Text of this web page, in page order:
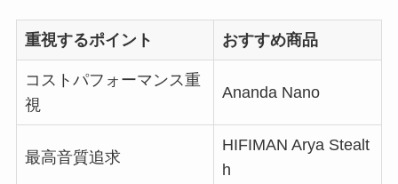
重視するポイント おすすめ商品
コストパフォーマンス重
視
Ananda Nano
最高音質追求
HIFIMAN Arya Stealt
h